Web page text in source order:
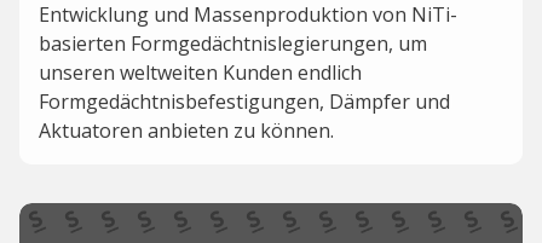
Entwicklung und Massenproduktion von NiTi-
basierten Formgedächtnislegierungen, um
unseren weltweiten Kunden endlich
Formgedächtnisbefestigungen, Dämpfer und
Aktuatoren anbieten zu können.